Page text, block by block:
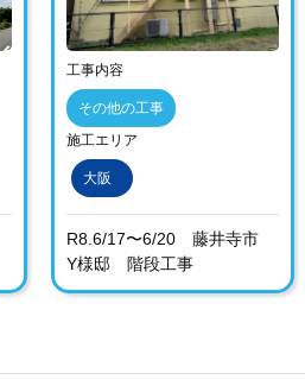
工事内容
その他の工事
施工エリア
大阪
R8.6/17〜6/20 藤井寺市
Y様邸 階段工事